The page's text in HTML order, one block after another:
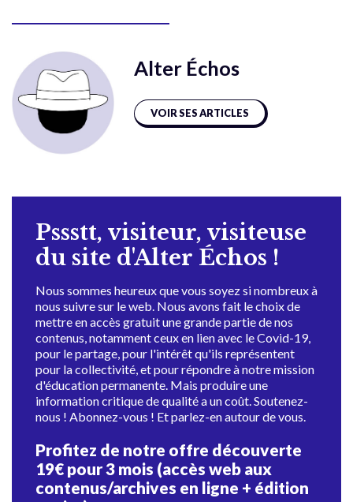
Alter Échos
VOIR SES ARTICLES
Pssstt, visiteur, visiteuse
du site d'Alter Échos !
Nous sommes heureux que vous soyez si nombreux à
nous suivre sur le web. Nous avons fait le choix de
mettre en accès gratuit une grande partie de nos
contenus, notamment ceux en lien avec le Covid-19,
pour le partage, pour l'intérêt qu'ils représentent
pour la collectivité, et pour répondre à notre mission
d'éducation permanente. Mais produire une
information critique de qualité a un coût. Soutenez-
nous ! Abonnez-vous ! Et parlez-en autour de vous.
Profitez de notre offre découverte
19€ pour 3 mois (accès web aux
contenus/archives en ligne + édition